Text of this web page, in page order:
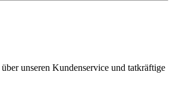
unseren Kundenservice und tatkräftige